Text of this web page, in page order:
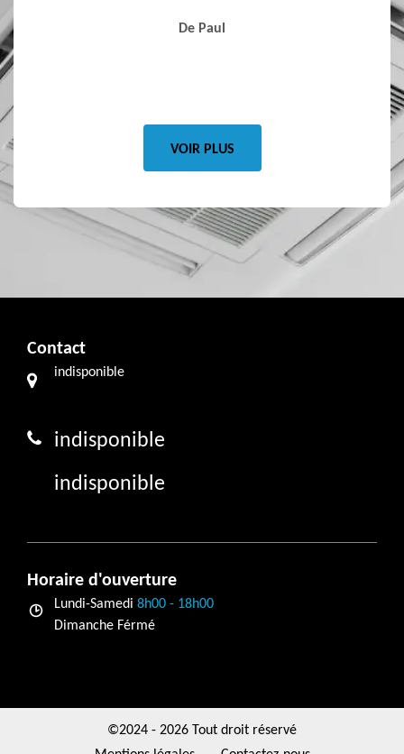
pour
De Paul
VOIR PLUS
Contact
indisponible
indisponible
indisponible
Horaire d'ouverture
Lundi-Samedi 8h00 - 18h00
Dimanche Férmé
©2024 - 2026 Tout droit réservé